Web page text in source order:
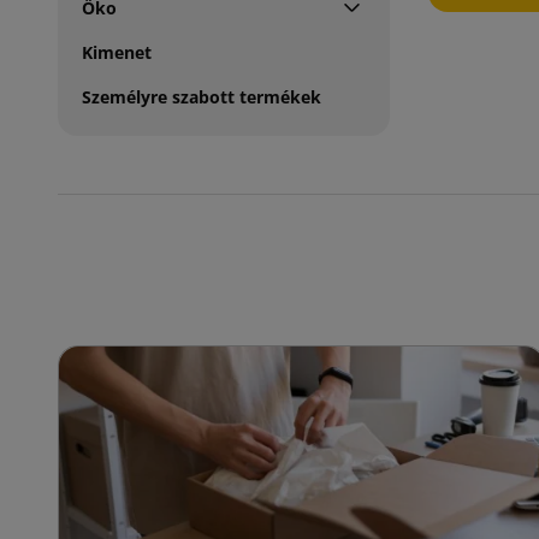
Öko
Kimenet
Személyre szabott termékek